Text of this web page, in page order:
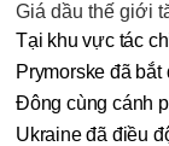
Giá dầu thế giới
Tại khu vực tác
Prymorske đã
Đông cùng cánh
Ukraine đã điều